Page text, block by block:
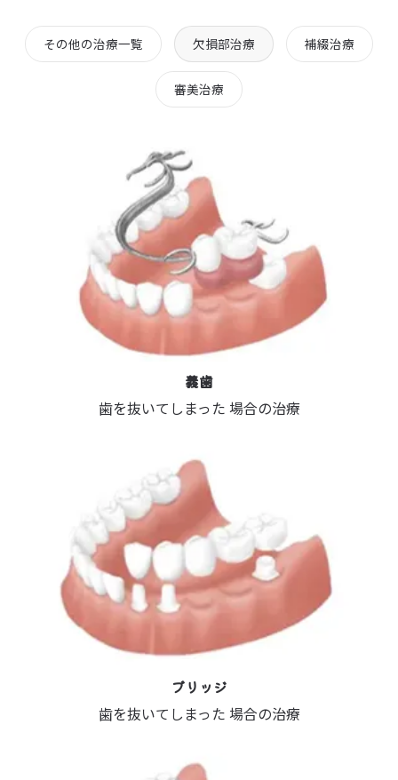
その他の治療一覧 欠損部治療 補綴治療
審美治療
義歯
歯を抜いてしまった 場合の治療
ブリッジ
歯を抜いてしまった 場合の治療